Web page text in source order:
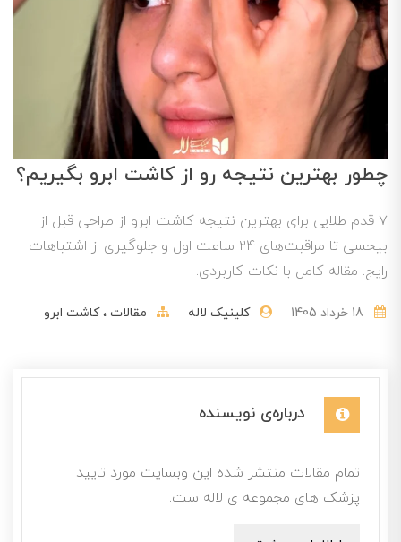
چطور بهترین نتیجه رو از کاشت ابرو بگیریم؟
۷ قدم طلایی برای بهترین نتیجه کاشت ابرو از طراحی قبل از
بیحسی تا مراقبت‌های ۲۴ ساعت اول و جلوگیری از اشتباهات
رایج. مقاله کامل با نکات کاربردی.
کلینیک لاله مقالات کاشت ابرو
درباره‌ی نویسنده
تمام مقالات منتشر شده این وبسایت مورد تایید
پزشک های مجموعه ی لاله ست.